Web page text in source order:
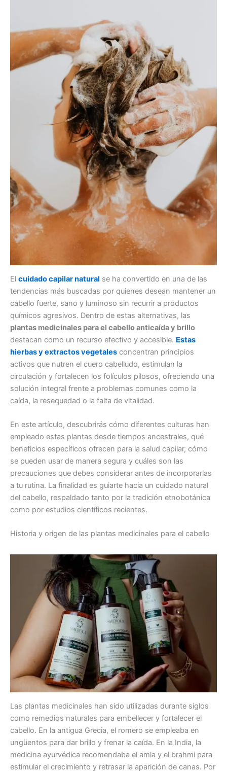
El cuidado capilar natural se ha convertido en una de las
tendencias más buscadas por quienes desean mantener un
cabello fuerte, sano y luminoso sin recurrir a productos
químicos agresivos. Dentro de estas alternativas, las
plantas medicinales para el cabello anticaída y brillo
destacan como un recurso efectivo y accesible. Estas
hierbas y extractos vegetales concentran principios
activos que nutren el cuero cabelludo, estimulan la
circulación y fortalecen los folículos pilosos, ofreciendo una
solución integral frente a problemas comunes como la
caída, la resequedad o la falta de vitalidad.
En este artículo, descubrirás cómo diferentes culturas han
empleado estas plantas desde tiempos ancestrales, qué
beneficios específicos ofrecen para la salud capilar, cómo
se pueden usar de manera segura y cuáles son las
precauciones que debes considerar antes de incorporarlas
a tu rutina. La finalidad es guiarte hacia un cuidado natural
del cabello, respaldado tanto por la tradición etnobotánica
como por estudios científicos recientes.
Historia y origen de las plantas medicinales para el cabello
Las plantas medicinales han sido utilizadas durante siglos
como remedios naturales para embellecer y fortalecer el
cabello. En la antigua Grecia, el romero se empleaba en
ungüentos para dar brillo y frenar la caída. En la India, la
medicina ayurvédica recomendaba el amla y el brahmi para
estimular el crecimiento y retrasar la aparición de canas. Por